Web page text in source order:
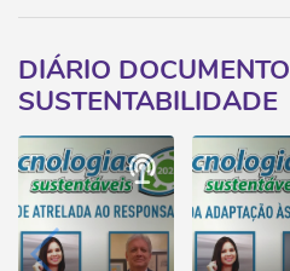
DIÁRIO DOCUMENTO
SUSTENTABILIDADE